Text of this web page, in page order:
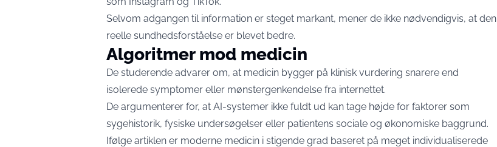
Selvom adgangen til information er steget markant, mener de ikke nødvendigvis, at den
reelle sundhedsforståelse er blevet bedre.
Algoritmer mod medicin
De studerende advarer om, at medicin bygger på klinisk vurdering snarere end
isolerede symptomer eller mønstergenkendelse fra internettet.
De argumenterer for, at AI-systemer ikke fuldt ud kan tage højde for faktorer som
sygehistorik, fysiske undersøgelser eller patientens sociale og økonomiske baggrund.
Ifølge artiklen er moderne medicin i stigende grad baseret på meget individualiserede